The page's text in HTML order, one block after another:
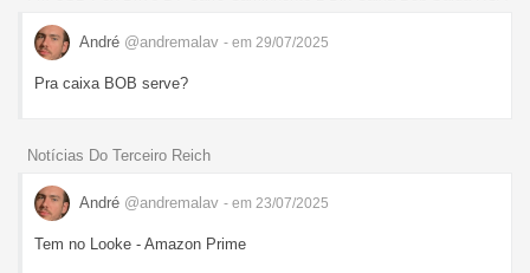
André @andremalav - em 29/07/2025
Pra caixa BOB serve?
Notícias Do Terceiro Reich
André @andremalav - em 23/07/2025
Tem no Looke - Amazon Prime